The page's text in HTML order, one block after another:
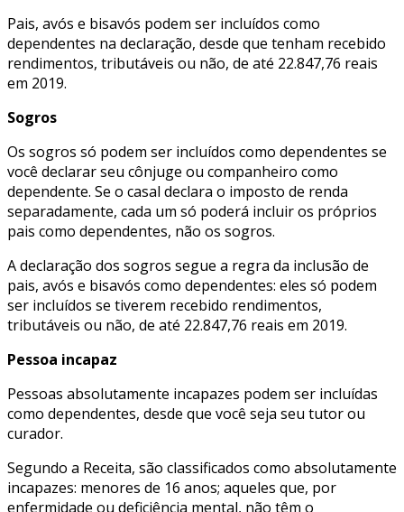
Pais, avós e bisavós podem ser incluídos como
dependentes na declaração, desde que tenham recebido
rendimentos, tributáveis ou não, de até 22.847,76 reais
em 2019.
Sogros
Os sogros só podem ser incluídos como dependentes se
você declarar seu cônjuge ou companheiro como
dependente. Se o casal declara o imposto de renda
separadamente, cada um só poderá incluir os próprios
pais como dependentes, não os sogros.
A declaração dos sogros segue a regra da inclusão de
pais, avós e bisavós como dependentes: eles só podem
ser incluídos se tiverem recebido rendimentos,
tributáveis ou não, de até 22.847,76 reais em 2019.
Pessoa incapaz
Pessoas absolutamente incapazes podem ser incluídas
como dependentes, desde que você seja seu tutor ou
curador.
Segundo a Receita, são classificados como absolutamente
incapazes: menores de 16 anos; aqueles que, por
enfermidade ou deficiência mental, não têm o